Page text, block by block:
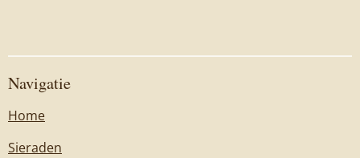
Navigatie
Home
Sieraden